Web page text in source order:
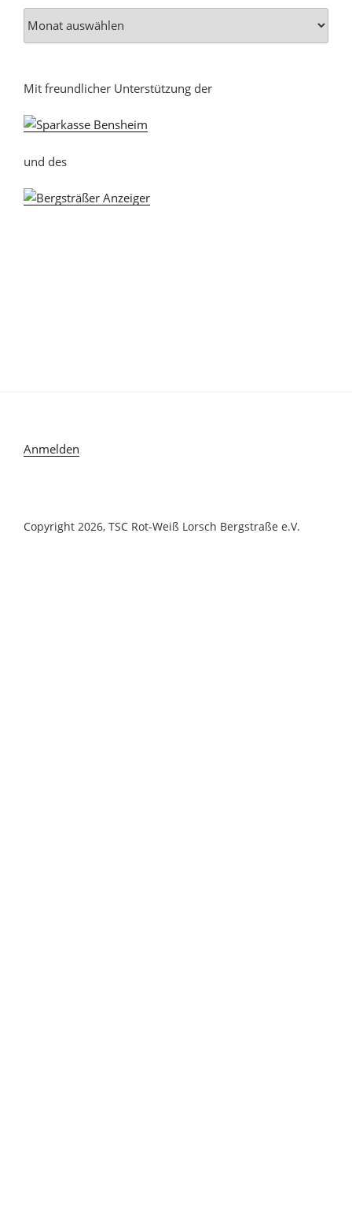
Mit freundlicher Unterstützung der
und des
Anmelden
Copyright 2026, TSC Rot-Weiß Lorsch Bergstraße e.V.